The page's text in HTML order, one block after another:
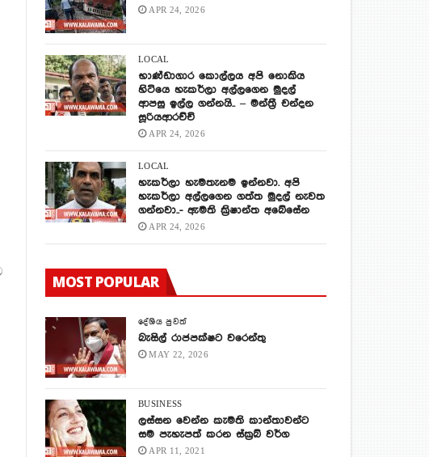
APR 24, 2026
LOCAL
භාණ්ඩාගාර කොල්ලය අපි නොකිය
හිටියෙ හැකර්ලා අල්ලගෙන මුදල්
ආපසු ඉල්ල ගන්නයි.. – මන්ත්‍රී චන්දන
සූරියආරච්චි
APR 24, 2026
LOCAL
හැකර්ලා හැමතැනම ඉන්නවා. අපි
හැකර්ලා අල්ලගෙන ගත්ත මුදල් නැවත
ගන්නවා..- ඇමති ක්‍රිෂාන්ත අබේසේන
APR 24, 2026
MOST POPULAR
දේශිය පුවත්
බැසිල් රාජපක්ෂට වරෙන්තු
MAY 22, 2026
BUSINESS
ලස්සන වෙන්න කැමති කාන්තාවන්ට
සම පැහැපත් කරන ස්ක්‍රබ් වර්ග
APR 11, 2021